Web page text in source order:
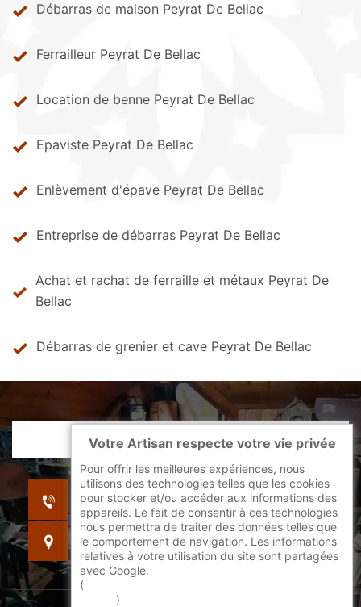
Débarras de maison Peyrat De Bellac
Ferrailleur Peyrat De Bellac
Location de benne Peyrat De Bellac
Epaviste Peyrat De Bellac
Enlèvement d'épave Peyrat De Bellac
Entreprise de débarras Peyrat De Bellac
Achat et rachat de ferraille et métaux Peyrat De
Bellac
Débarras de grenier et cave Peyrat De Bellac
indisponible
indisponible
indisponible
Votre Artisan respecte votre vie privée
Pour offrir les meilleures expériences, nous
utilisons des technologies telles que les cookies
pour stocker et/ou accéder aux informations des
appareils. Le fait de consentir à ces technologies
nous permettra de traiter des données telles que
le comportement de navigation. Les informations
relatives à votre utilisation du site sont partagées
avec Google.
(
)